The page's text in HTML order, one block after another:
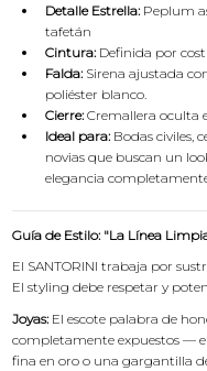
Detalle Estrella: Peplum
tafetán
Cintura: Definida por
Falda: Sirena ajustada
poliéster blanco.
Cierre: Cremallera oculta
Ideal para: Bodas civiles,
novias que buscan un
elegancia
Guía de Estilo: "La Línea
El SANTORINI trabaja por
El styling debe respetar y
Joyas: El escote palabra de
completamente expuestos —
fina en oro o una gargantilla